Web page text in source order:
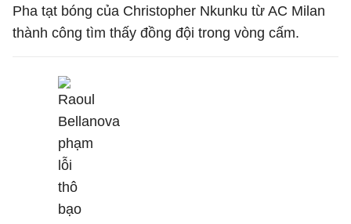
Pha tạt bóng của Christopher Nkunku từ AC Milan
thành công tìm thấy đồng đội trong vòng cấm.